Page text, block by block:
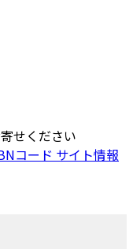
せください
コード サイト情報